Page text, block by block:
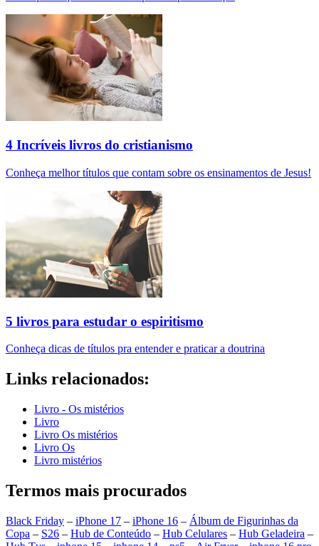
4 Incríveis livros do cristianismo
Conheça melhor títulos que contam sobre os ensinamentos de Jesus!
5 livros para estudar o espiritismo
Conheça dicas de títulos pra entender e praticar a doutrina
Links relacionados:
Livro - Os mistérios
Livro
Livro Os mistérios
Livro Os
Livro mistérios
Termos mais procurados
Black Friday – iPhone 17 – iPhone 16 – Álbum de Figurinhas da
Copa – S26 – Hub de Conteúdo – Hub Celulares – Hub Geladeira –